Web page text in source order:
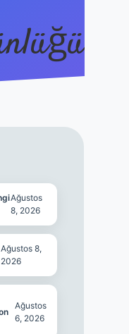
Ağustos
8, 2026
Ağustos 8,
2026
Ağustos
6, 2026
https://